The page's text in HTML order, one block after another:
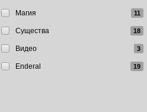
Магия
Существа
Видео
Enderal